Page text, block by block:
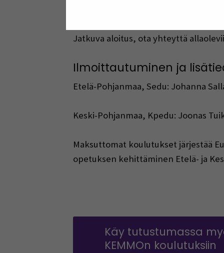
Jatkuva aloitus, ota yhteyttä
Ilmoittautuminen ja
Etelä-Pohjanmaa, Sedu: Johanna
Keski-Pohjanmaa, Kpedu: Joonas
Maksuttomat koulutukset järjestää
opetuksen kehittäminen Etelä- ja
Käy tutustumassa
KEMMOn koulutuksiin